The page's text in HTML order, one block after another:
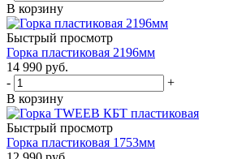
В корзину
Быстрый просмотр
Горка пластиковая 2196мм
14 990 руб.
-
+
В корзину
Быстрый просмотр
Горка пластиковая 1753мм